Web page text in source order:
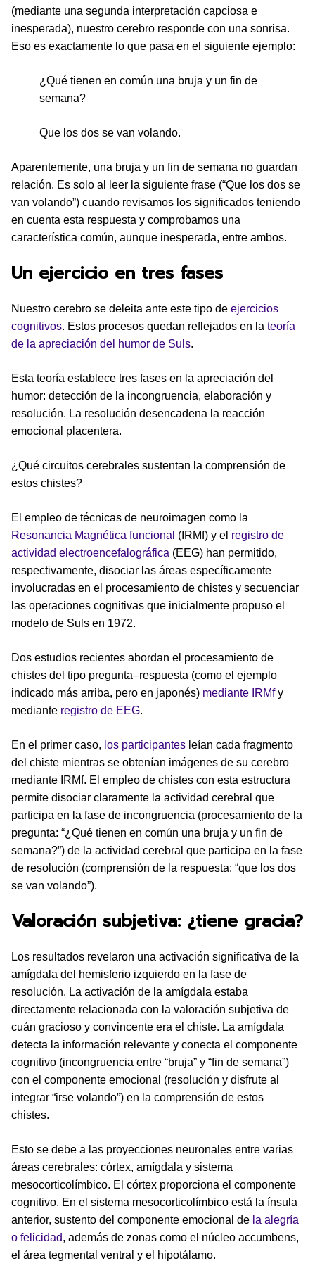
(mediante una segunda interpretación capciosa e
inesperada), nuestro cerebro responde con una sonrisa.
Eso es exactamente lo que pasa en el siguiente ejemplo:
¿Qué tienen en común una bruja y un fin de
semana?
Que los dos se van volando.
Aparentemente, una bruja y un fin de semana no guardan
relación. Es solo al leer la siguiente frase (“Que los dos se
van volando”) cuando revisamos los significados teniendo
en cuenta esta respuesta y comprobamos una
característica común, aunque inesperada, entre ambos.
Un ejercicio en tres fases
Nuestro cerebro se deleita ante este tipo de ejercicios
cognitivos. Estos procesos quedan reflejados en la teoría
de la apreciación del humor de Suls.
Esta teoría establece tres fases en la apreciación del
humor: detección de la incongruencia, elaboración y
resolución. La resolución desencadena la reacción
emocional placentera.
¿Qué circuitos cerebrales sustentan la comprensión de
estos chistes?
El empleo de técnicas de neuroimagen como la
Resonancia Magnética funcional (IRMf) y el registro de
actividad electroencefalográfica (EEG) han permitido,
respectivamente, disociar las áreas específicamente
involucradas en el procesamiento de chistes y secuenciar
las operaciones cognitivas que inicialmente propuso el
modelo de Suls en 1972.
Dos estudios recientes abordan el procesamiento de
chistes del tipo pregunta–respuesta (como el ejemplo
indicado más arriba, pero en japonés) mediante IRMfy
mediante registro de EEG.
En el primer caso, los participantes leían cada fragmento
del chiste mientras se obtenían imágenes de su cerebro
mediante IRMf. El empleo de chistes con esta estructura
permite disociar claramente la actividad cerebral que
participa en la fase de incongruencia (procesamiento de la
pregunta: “¿Qué tienen en común una bruja y un fin de
semana?”) de la actividad cerebral que participa en la fase
de resolución (comprensión de la respuesta: “que los dos
se van volando”).
Valoración subjetiva: ¿tiene gracia?
Los resultados revelaron una activación significativa de la
amígdala del hemisferio izquierdo en la fase de
resolución. La activación de la amígdala estaba
directamente relacionada con la valoración subjetiva de
cuán gracioso y convincente era el chiste. La amígdala
detecta la información relevante y conecta el componente
cognitivo (incongruencia entre “bruja” y “fin de semana”)
con el componente emocional (resolución y disfrute al
integrar “irse volando”) en la comprensión de estos
chistes.
Esto se debe a las proyecciones neuronales entre varias
áreas cerebrales: córtex, amígdala y sistema
mesocorticolímbico. El córtex proporciona el componente
cognitivo. En el sistema mesocorticolímbico está la ínsula
anterior, sustento del componente emocional de la alegría
o felicidad, además de zonas como el núcleo accumbens,
el área tegmental ventral y el hipotálamo.